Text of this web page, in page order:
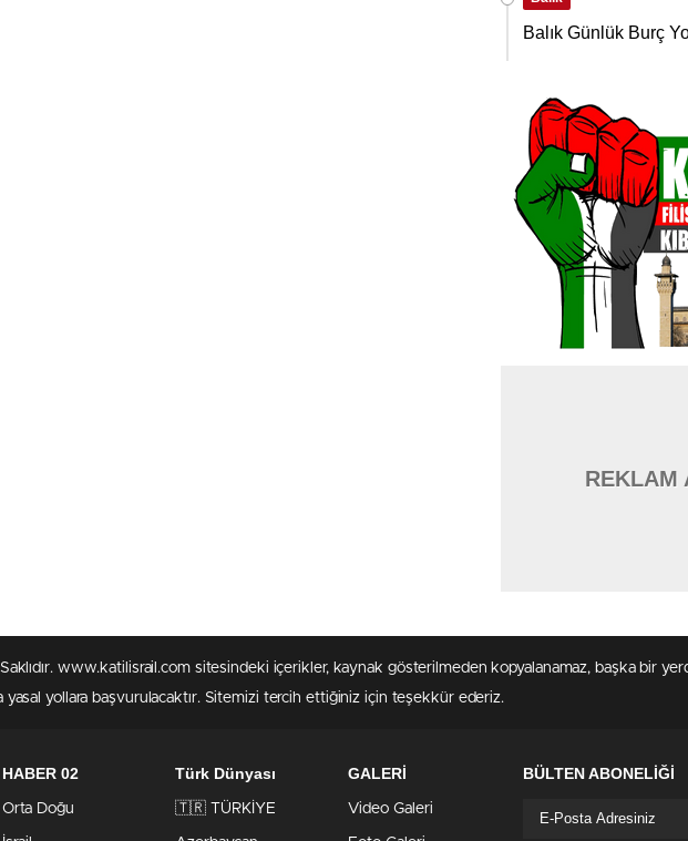
Balık Günlük Burç
REKLAM
www.katilisrail.com sitesindeki içerikler, kaynak gösterilmeden kopyalanamaz, başka bir
yasal yollara başvurulacaktır. Sitemizi tercih ettiğiniz için teşekkür ederiz.
HABER 02
Orta Doğu
Türk Dünyası
🇹🇷 TÜRKİYE
GALERİ
Video Galeri
BÜLTEN ABONELİĞİ